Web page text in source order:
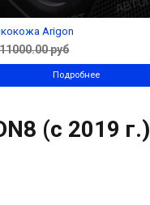
Arigon
11000.00 руб
Подробнее
(с 2019 г.)